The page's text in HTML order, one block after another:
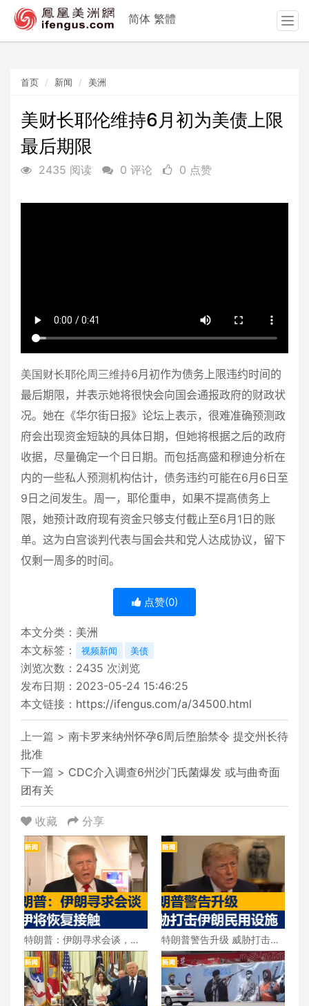
首页 新闻 美洲
美财长耶伦维持6月初为美债上限
最后期限
2435 阅读 0 评论 0 点赞
美国财长耶伦周三维持6月初作为债务上限违约时间的
最后期限，并表示她将很快会向国会通报政府的财政状
况。她在《华尔街日报》论坛上表示，很难准确预测政
府会出现资金短缺的具体日期，但她将根据之后的政府
收据，尽量确定一个日日期。而包括高盛和穆迪分析在
内的一些私人预测机构估计，债务违约可能在6月 6 日至
9 日之间发生。周一，耶伦重申，如果不提高债务上
限，她预计政府现有资金只够支付截止至6月 1 日的账
单。这为白宫谈判代表与国会共和党人达成协议，留下
仅剩一周多的时间。
点赞(0)
本文分类： 美洲
本文标签：
视频新闻 美债
浏览次数： 2435 次浏览
发布日期：2023-05-24 15:46:25
本文链接： https://ifengus.com/a/34500.html
上一篇 > 南卡罗来纳州怀孕6周后堕胎禁令 提交州长待
批准
下一篇 > CDC介入调查6州沙门氏菌爆发 或与曲奇面
团有关
收藏 分享
特朗普：伊朗寻求会谈，美
伊将恢复接触
特朗普警告升级 威胁打击伊
朗民用设施
简体 繁體
T
o
a
t